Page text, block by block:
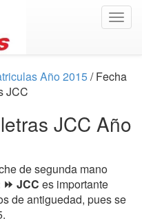
Año 2015/ Fecha
JCC
JCC Año
de segunda mano
JCC es importante
de antiguedad, pues se